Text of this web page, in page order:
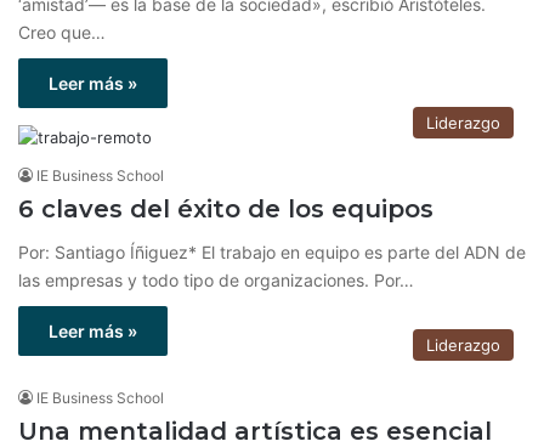
‘amistad’— es la base de la sociedad», escribió Aristóteles.
Creo que…
Leer más »
Liderazgo
IE Business School
6 claves del éxito de los equipos
Por: Santiago Íñiguez* El trabajo en equipo es parte del ADN de
las empresas y todo tipo de organizaciones. Por…
Leer más »
Liderazgo
IE Business School
Una mentalidad artística es esencial